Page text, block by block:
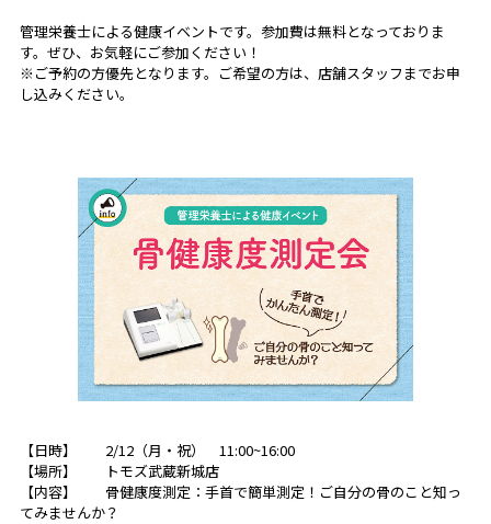
管理栄養士による健康イベントです。参加費は無料となっておりま
す。ぜひ、お気軽にご参加ください！
※ご予約の方優先となります。ご希望の方は、店舗スタッフまでお申
し込みください。
【日時】 2/12（月・祝） 11:00~16:00
【場所】
トモズ武蔵新城店
【内容】 骨健康度測定：手首で簡単測定！ご自分の骨のこと知っ
てみませんか？